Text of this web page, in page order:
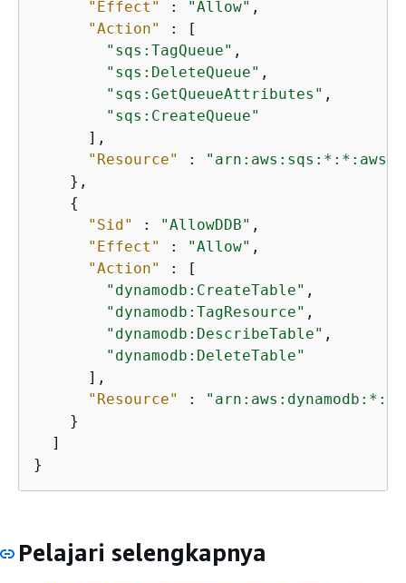
"Effect" : "Allow" ,
"Action"
: [
"sqs:TagQueue" ,
"sqs:DeleteQueue" ,
"sqs:GetQueueAttributes" ,
"sqs:CreateQueue"
      ],
"Resource"
:
    },
{
"Sid"
: "AllowDDB" ,
"Effect"
: "Allow" ,
"Action"
: [
"dynamodb:CreateTable" ,
"dynamodb:TagResource" ,
"dynamodb:DescribeTable" ,
"dynamodb:DeleteTable"
      ],
"Resource"
:
    }
  ]
}
Pelajari selengkapnya